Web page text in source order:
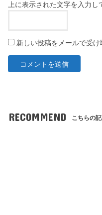
上に表示された文字を入力し
新しい投稿をメールで受け
RECOMMEND こちらの